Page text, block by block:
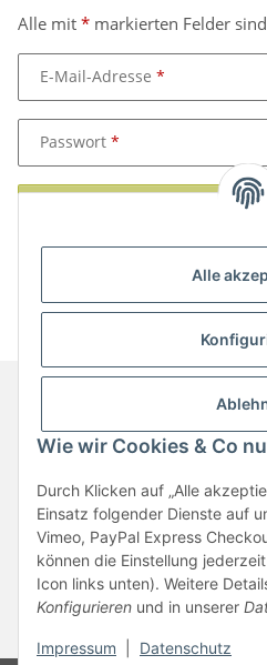
Alle
Wie wir Cookies & Co
Durch Klicken auf „Alle
Einsatz folgender Dienste auf
Vimeo, PayPal Express
können die Einstellung
Icon links unten). Weitere
Konfigurieren und in unserer
Impressum Datenschutz
Alle mit * markierten Felder
E-Mail-Adresse
Passwort
Informationen
Gesetzliche Informationen
Vertrag